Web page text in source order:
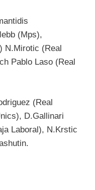
(Mps),
N.Mirotic (Real
Pablo Laso (Real
(Real
D.Gallinari
Laboral), N.Krstic